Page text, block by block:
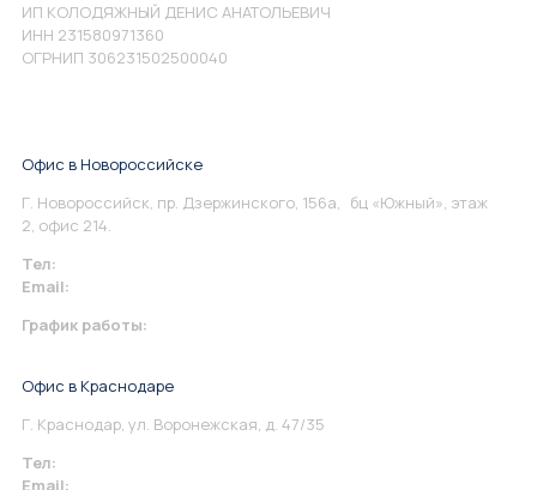
ИП КОЛОДЯЖНЫЙ ДЕНИС АНАТОЛЬЕВИЧ
ИНН 231580971360
ОГРНИП 306231502500040
Офис в Новороссийске
Г. Новороссийск, пр. Дзержинского, 156а, бц «Южный», этаж
2, офис 214.
Тел:
Email:
График работы:
Офис в Краснодаре
Г. Краснодар, ул. Воронежская, д. 47/35
Тел:
Email: